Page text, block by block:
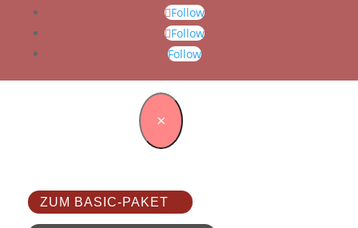
Follow
Follow
Follow
×
ZUM BASIC-PAKET